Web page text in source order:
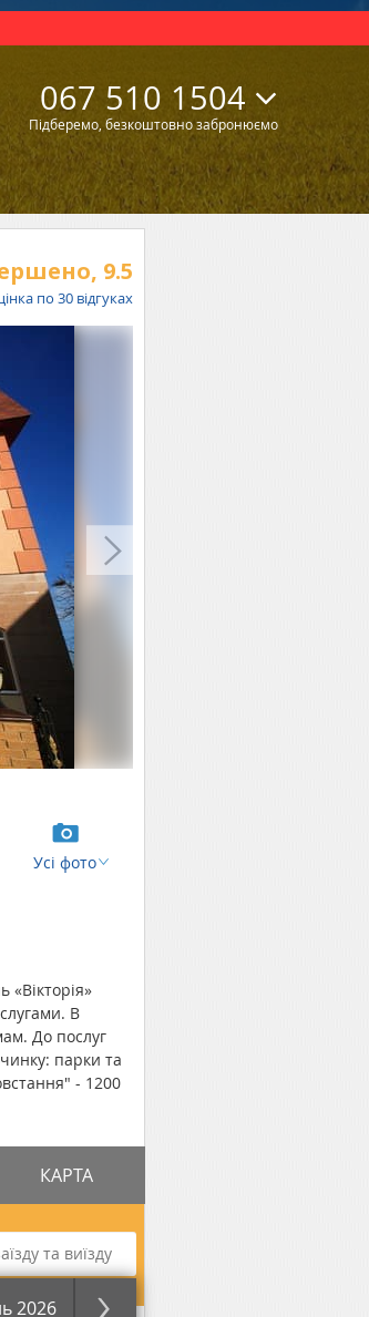
067 510 1504
Підберемо, безкоштовно забронюємо
9.5
по 30 відгуках
Усі фото
«Вікторія»
В
До послуг
парки та
- 1200
КАРТА
2026